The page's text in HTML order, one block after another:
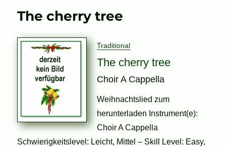
The cherry tree
Traditional
The cherry tree
Choir A Cappella
Weihnachtslied zum
herunterladen Instrument(e):
Choir A Cappella
Schwierigkeitslevel: Leicht, Mittel – Skill Level: Easy,